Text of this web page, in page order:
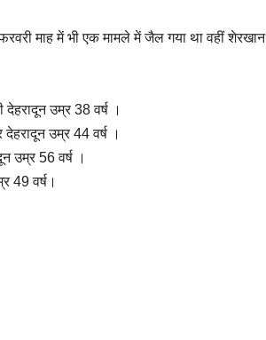
माह में भी एक मामले में जैल गया था वहीं शेरखान
उम्र 38 वर्ष ।
उम्र 44 वर्ष ।
उम्र 56 वर्ष ।
49 वर्ष।